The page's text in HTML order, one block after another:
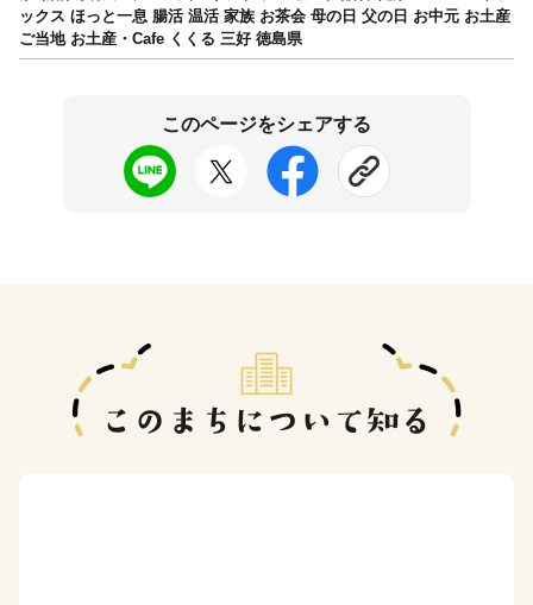
ックス ほっと一息 腸活 温活 家族 お茶会 母の日 父の日 お中元 お土産
ご当地 お土産・Cafe くくる 三好 徳島県
このページをシェアする